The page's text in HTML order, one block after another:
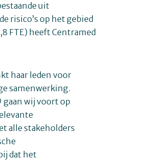
uit
risico’s op het gebied
FTE) heeft Centramed
haar leden voor
samenwerking.
gaan wij voort op
alle stakeholders
dat het